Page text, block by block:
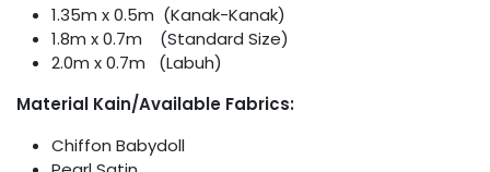
1.35m x 0.5m (Kanak-Kanak)
1.8m x 0.7m (Standard Size)
2.0m x 0.7m (Labuh)
Material Kain/Available Fabrics:
Chiffon Babydoll